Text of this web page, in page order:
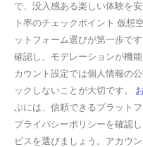
で、没入感ある楽しい体験を
ト率のチェックポイント 仮想
ットフォーム選びが第一歩で
確認し、モデレーションが機
カウント設定では個人情報の
ックしないことが大切です。
ぶには、信頼できるプラット
プライバシーポリシーを確認
ビスを選びましょう。アカウ